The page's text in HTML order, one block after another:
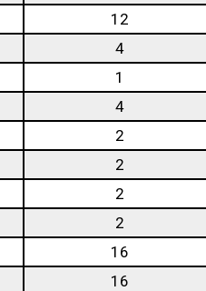
12
4
1
4
2
2
2
2
16
16